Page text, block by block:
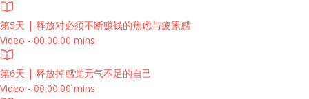
第5天 | 释放对必须不断赚钱的焦虑与疲累感
Video - 00:00:00 mins
第6天 | 释放掉感觉元气不足的自己
Video - 00:00:00 mins